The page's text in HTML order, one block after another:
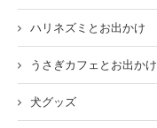
ハリネズミとお出かけ
うさぎカフェとお出かけ
犬グッズ